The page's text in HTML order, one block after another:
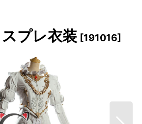
プレ衣装 [191016]